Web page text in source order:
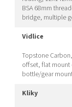
BSA 68mm
bridge, multiple
vidlice
Topstone
offset, flat mount
bottle/gear
kliky